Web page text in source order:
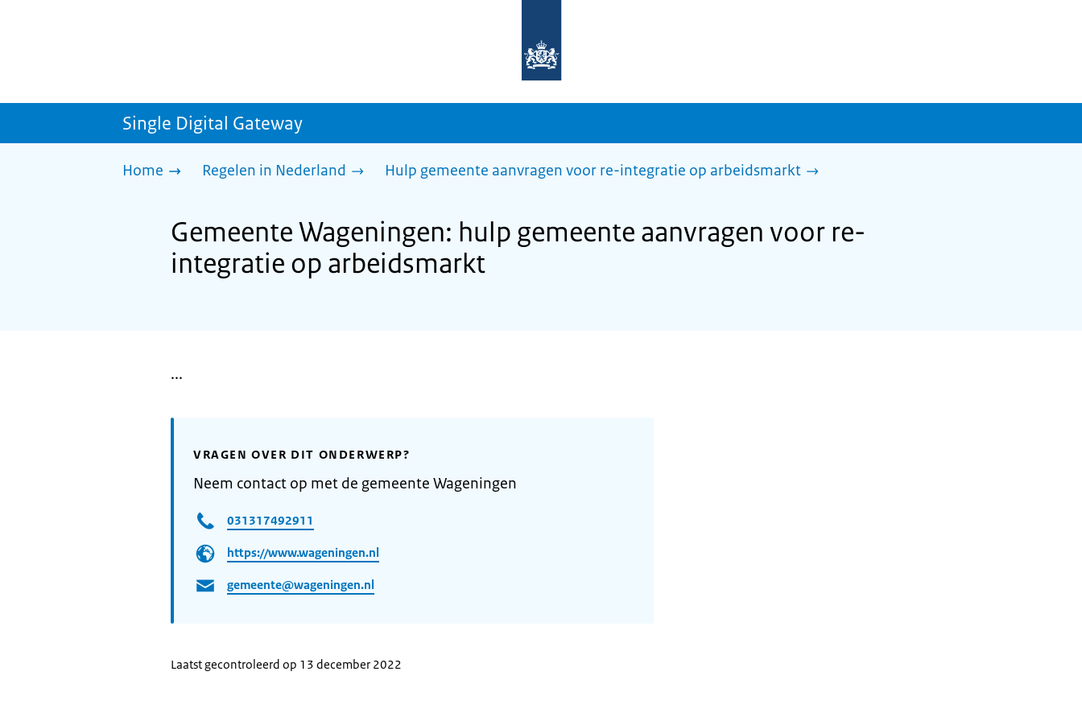
homepage
sdg.rijksoverheid.nl
Single Digital Gateway
Home Regelen in Nederland Hulp gemeente aanvragen voor re-integratie op arbeidsmarkt
Gemeente Wageningen: hulp gemeente aanvragen voor re-
integratie op arbeidsmarkt
...
VRAGEN OVER DIT ONDERWERP?
Neem contact op met de gemeente Wageningen
031317492911
https://www.wageningen.nl
gemeente@wageningen.nl
Laatst gecontroleerd op 13 december 2022